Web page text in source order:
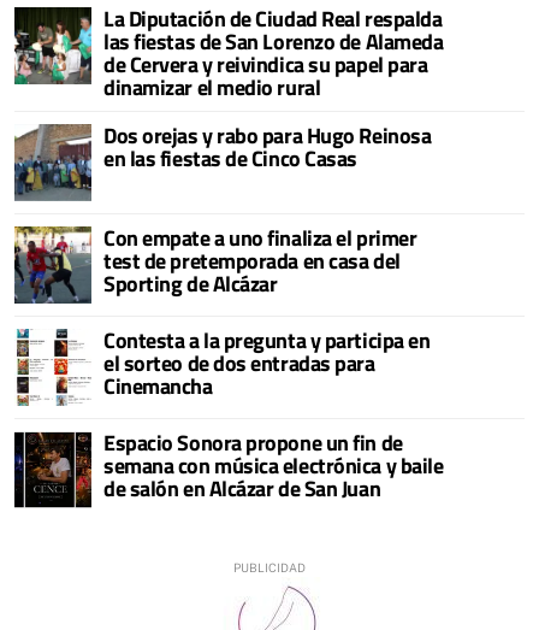
La Diputación de Ciudad Real respalda
las fiestas de San Lorenzo de Alameda
de Cervera y reivindica su papel para
dinamizar el medio rural
Dos orejas y rabo para Hugo Reinosa
en las fiestas de Cinco Casas
Con empate a uno finaliza el primer
test de pretemporada en casa del
Sporting de Alcázar
Contesta a la pregunta y participa en
el sorteo de dos entradas para
Cinemancha
Espacio Sonora propone un fin de
semana con música electrónica y baile
de salón en Alcázar de San Juan